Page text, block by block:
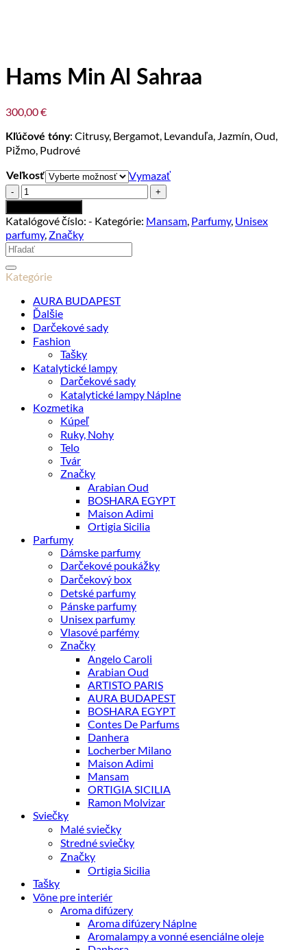
Hams Min Al Sahraa
300,00€
Kľúčové tóny: Citrusy, Bergamot, Levanduľa, Jazmín, Oud,
Pižmo, Pudrové
Veľkosť
Vymazať
množstvo
Hams
Min
Al
Sahraa
Katalógové číslo: - Kategórie: Mansam, Parfumy, Unisex
parfumy, Značky
Hľadať:
Kategórie
AURA BUDAPEST
Ďalšie
Darčekové sady
Fashion
Tašky
Katalytické lampy
Darčekové sady
Katalytické lampy Náplne
Kozmetika
Kúpeľ
Ruky, Nohy
Telo
Tvár
Značky
Arabian Oud
BOSHARA EGYPT
Maison Adimi
Ortigia Sicilia
Parfumy
Dámske parfumy
Darčekové poukážky
Darčekový box
Detské parfumy
Pánske parfumy
Unisex parfumy
Vlasové parfémy
Značky
Angelo Caroli
Arabian Oud
ARTISTO PARIS
AURA BUDAPEST
BOSHARA EGYPT
Contes De Parfums
Danhera
Locherber Milano
Maison Adimi
Mansam
ORTIGIA SICILIA
Ramon Molvizar
Sviečky
Malé sviečky
Stredné sviečky
Značky
Ortigia Sicilia
Tašky
Vône pre interiér
Aroma difúzery
Aroma difúzery Náplne
Aromalampy a vonné esenciálne oleje